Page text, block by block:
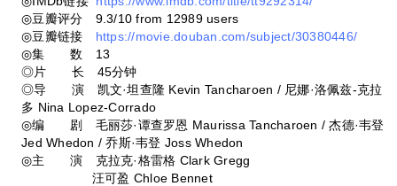
◎豆瓣评分 9.3/10 from 12989 users
◎豆瓣链接 https://movie.douban.com/subject/30380446/
◎集 数 13
◎片 长 45分钟
◎导 演 凯文·坦查隆 Kevin Tancharoen / 尼娜·洛佩兹-克拉
多 Nina Lopez-Corrado
◎编 剧 毛丽莎·谭查罗恩 Maurissa Tancharoen / 杰德·韦登
Jed Whedon / 乔斯·韦登 Joss Whedon
◎主 演 克拉克·格雷格 Clark Gregg
汪可盈 Chloe Bennet